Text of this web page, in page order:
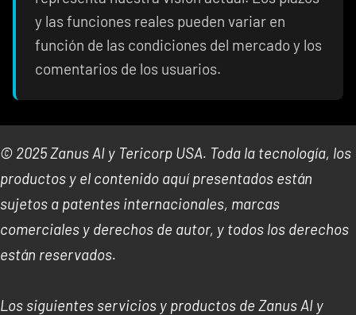
y las funciones reales pueden variar en
función de las condiciones del mercado y los
comentarios de los usuarios.
© 2025 Zanus AI y Tericorp USA. Toda la tecnología, los
productos y el contenido aquí presentados están
sujetos a patentes internacionales, marcas
comerciales y derechos de autor, y todos los derechos
están reservados.
Los siguientes servicios y productos de Zanus AI y